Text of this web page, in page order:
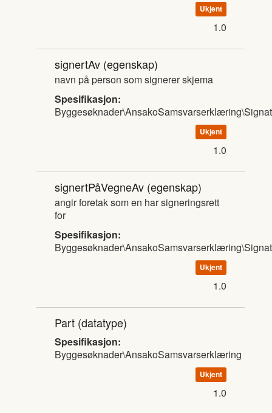
Ukjent
1.0
signertAv (egenskap)
navn på person som signerer skjema
Spesifikasjon:
Ukjent
1.0
signertPåVegneAv (egenskap)
angir foretak som en har signeringsrett
for
Spesifikasjon:
Ukjent
1.0
Part (datatype)
Spesifikasjon:
Byggesøknader\AnsakoSamsvarserklæring
Ukjent
1.0